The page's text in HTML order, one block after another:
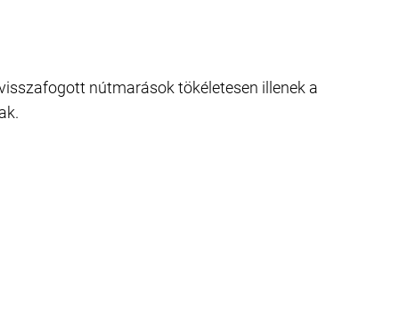
nútmarások tökéletesen illenek a